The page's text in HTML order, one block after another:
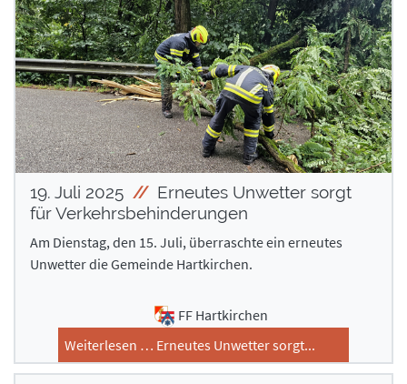
19. Juli 2025
Erneutes Unwetter sorgt
für Verkehrsbehinderungen
Am Dienstag, den 15. Juli, überraschte ein erneutes
Unwetter die Gemeinde Hartkirchen.
FF Hartkirchen
Weiterlesen … Erneutes Unwetter sorgt...